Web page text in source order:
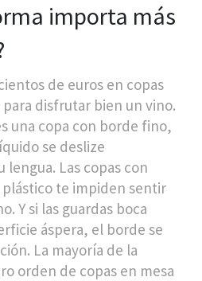
importa más
de euros en copas
disfrutar bien un vino.
una copa con borde fino,
se deslize
Las copas con
plástico te impiden sentir
Y si las guardas boca
áspera, el borde se
La mayoría de la
orden de copas en mesa